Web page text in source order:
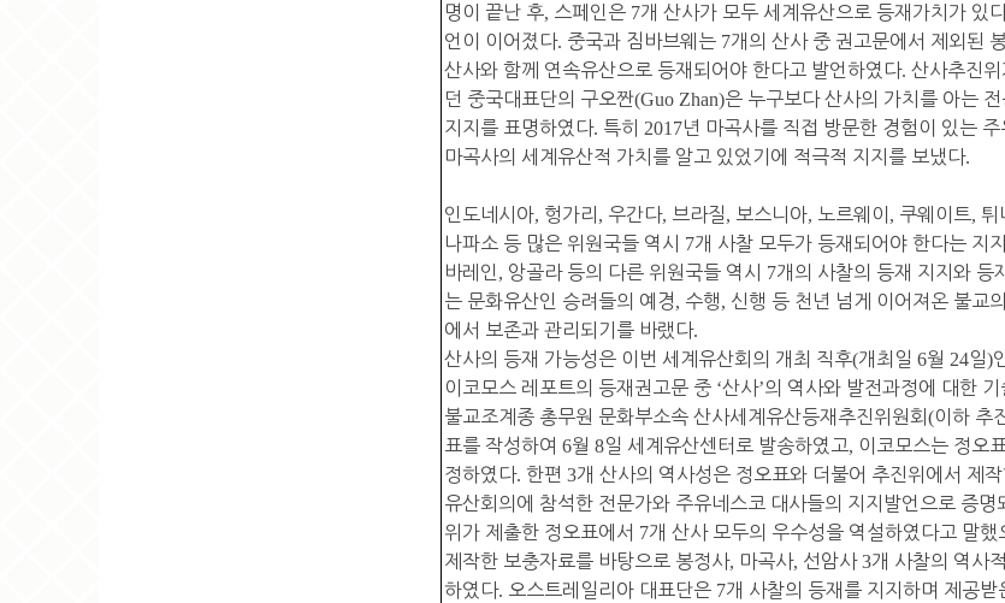
명이 끝난 후, 스페인은 7개 산사가 모두 세계유산으로 등재가치가 있
언이 이어졌다. 중국과 짐바브웨는 7개의 산사 중 권고문에서 제외된
산사와 함께 연속유산으로 등재되어야 한다고 발언하였다. 산사추진
던 중국대표단의 구오짠(Guo Zhan)은 누구보다 산사의 가치를 아는 전
지지를 표명하였다. 특히 2017년 마곡사를 직접 방문한 경험이 있는
마곡사의 세계유산적 가치를 알고 있었기에 적극적 지지를 보냈다.
인도네시아, 헝가리 , 우간다, 브라질, 보스니아, 노르웨이 , 쿠웨이트, 튀
나파소 등 많은 위원국들 역시 7개 사찰 모두가 등재되어야 한다는 지
바레인 , 앙골라 등의 다른 위원국들 역시 7개의 사찰의 등재 지지와 등
는 문화유산인 승려들의 예경, 수행, 신행 등 천년 넘게 이어져온 불교
에서 보존과 관리되기를 바랬다.
산사의 등재 가능성은 이번 세계유산회의 개최 직후(개최일 6월 24일)
이코모스 레포트의 등재권고문 중 ‘산사’의 역사와 발전과정에 대한
불교조계종 총무원 문화부소속 산사세계유산등재추진위원회 (이하 추
표를 작성하여 6월 8일 세계유산센터로 발송하였고, 이코모스는 정오표
정하였다. 한편 3개 산사의 역사성은 정오표와 더불어 추진위에서 제
유산회의에 참석한 전문가와 주유네스코 대사들의 지지발언으로 증명
위가 제출한 정오표에서 7개 산사 모두의 우수성을 역설하였다고 말했
제작한 보충자료를 바탕으로 봉정사, 마곡사, 선암사3개 사찰의 역사
하였다. 오스트레일리아 대표단은 7개 사찰의 등재를 지지하며 제공받